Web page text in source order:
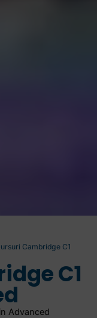
Cambridge C1
C1
Advanced